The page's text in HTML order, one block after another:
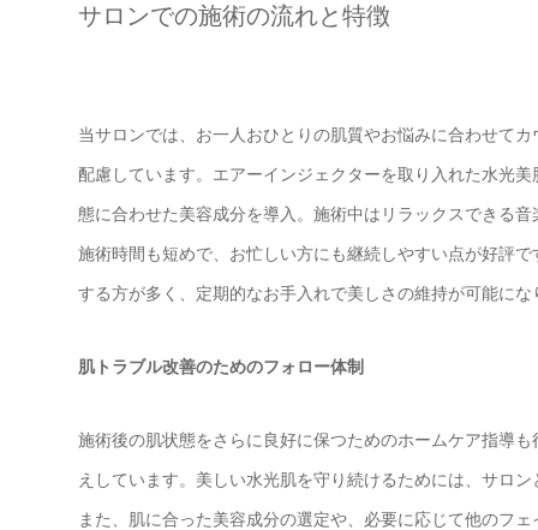
サロンでの施術の流れと特徴
当サロンでは、お一人おひとりの肌質やお悩みに合わせて
配慮しています。エアーインジェクターを取り入れた水光
態に合わせた美容成分を導入。施術中はリラックスできる
施術時間も短めで、お忙しい方にも継続しやすい点が好評
する方が多く、定期的なお手入れで美しさの維持が可能にな
肌トラブル改善のためのフォロー体制
施術後の肌状態をさらに良好に保つためのホームケア指導
えしています。美しい水光肌を守り続けるためには、サロ
また、肌に合った美容成分の選定や、必要に応じて他のフ